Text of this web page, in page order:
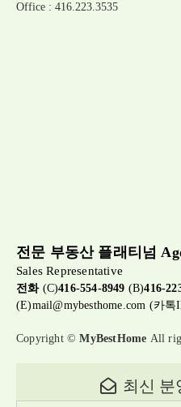
Office : 416.223.3535
전문 부동산 플래티넘
Sales Representative
전화(C)416-554-8949 (B)416-
(E)mail@mybesthome.com (카톡
Copyright ©MyBestHome All
최신 분